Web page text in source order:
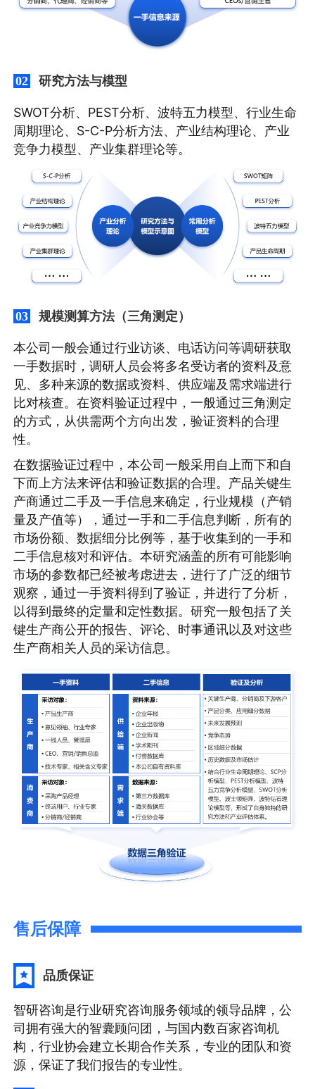
02 研究方法与模型
SWOT分析、PEST分析、波特五力模型、行业生命
周期理论、S-C-P分析方法、产业结构理论、产业
竞争力模型、产业集群理论等。
03 规模测算方法（三角测定）
本公司一般会通过行业访谈、电话访问等调研获取
一手数据时，调研人员会将多名受访者的资料及意
见、多种来源的数据或资料、供应端及需求端进行
比对核查。在资料验证过程中，一般通过三角测定
的方式，从供需两个方向出发，验证资料的合理
性。
在数据验证过程中，本公司一般采用自上而下和自
下而上方法来评估和验证数据的合理。产品关键生
产商通过二手及一手信息来确定，行业规模（产销
量及产值等），通过一手和二手信息判断，所有的
市场份额、数据细分比例等，基于收集到的一手和
二手信息核对和评估。本研究涵盖的所有可能影响
市场的参数都已经被考虑进去，进行了广泛的细节
观察，通过一手资料得到了验证，并进行了分析，
以得到最终的定量和定性数据。研究一般包括了关
键生产商公开的报告、评论、时事通讯以及对这些
生产商相关人员的采访信息。
售后保障
品质保证
智研咨询是行业研究咨询服务领域的领导品牌，公
司拥有强大的智囊顾问团，与国内数百家咨询机
构，行业协会建立长期合作关系，专业的团队和资
源，保证了我们报告的专业性。